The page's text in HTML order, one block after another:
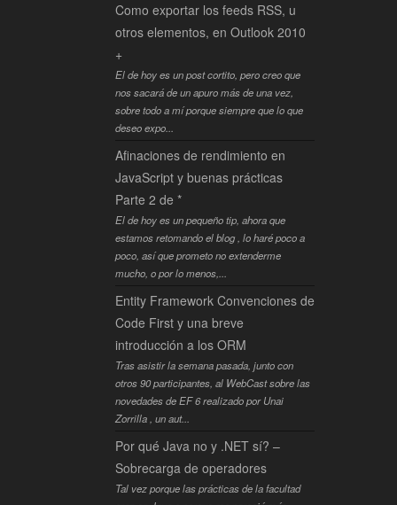
Como exportar los feeds RSS, u
otros elementos, en Outlook 2010
+
El de hoy es un post cortito, pero creo que
nos sacará de un apuro más de una vez,
sobre todo a mí porque siempre que lo que
deseo expo...
Afinaciones de rendimiento en
JavaScript y buenas prácticas
Parte 2 de *
El de hoy es un pequeño tip, ahora que
estamos retomando el blog , lo haré poco a
poco, así que prometo no extenderme
mucho, o por lo menos,...
Entity Framework Convenciones de
Code First y una breve
introducción a los ORM
Tras asistir la semana pasada, junto con
otros 90 participantes, al WebCast sobre las
novedades de EF 6 realizado por Unai
Zorrilla , un aut...
Por qué Java no y .NET sí? –
Sobrecarga de operadores
Tal vez porque las prácticas de la facultad